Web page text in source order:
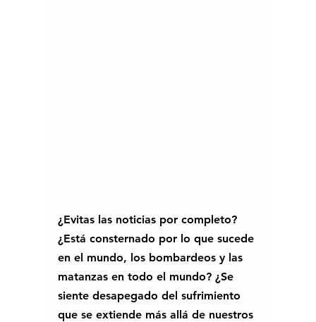
¿Evitas las noticias por completo?
¿Está consternado por lo que sucede
en el mundo, los bombardeos y las
matanzas en todo el mundo? ¿Se
siente desapegado del sufrimiento
que se extiende más allá de nuestros